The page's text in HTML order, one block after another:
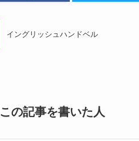
イングリッシュハンドベル
この記事を書いた人